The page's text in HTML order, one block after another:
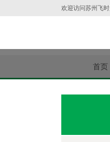
欢迎访问苏州飞
首页